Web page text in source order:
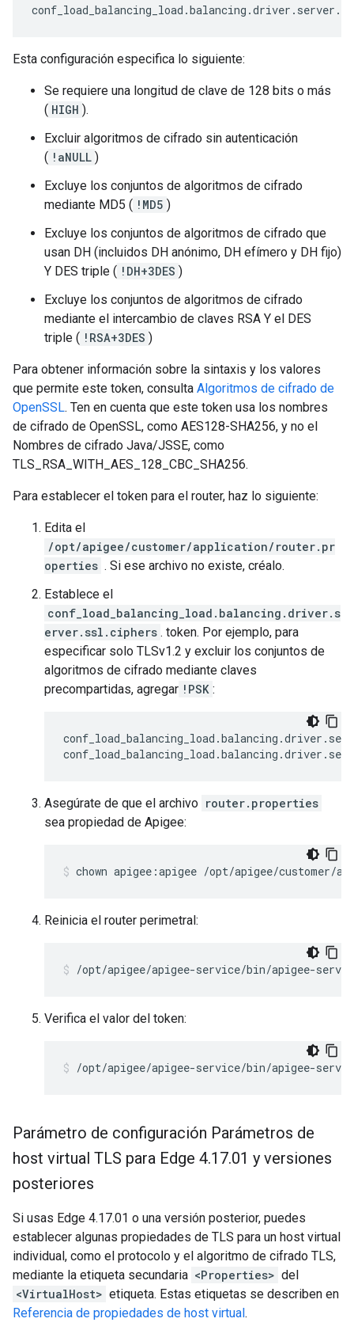
conf_load_balancing_load .balancing .driver . server .
Esta configuración especifica lo siguiente:
Se requiere una longitud de clave de 128 bits o más
( HIGH ).
Excluir algoritmos de cifrado sin autenticación
( !aNULL )
Excluye los conjuntos de algoritmos de cifrado
mediante MD5 ( !MD5 )
Excluye los conjuntos de algoritmos de cifrado que
usan DH (incluidos DH anónimo, DH efímero y DH fijo)
Y DES triple ( !DH+3DES )
Excluye los conjuntos de algoritmos de cifrado
mediante el intercambio de claves RSA Y el DES
triple ( !RSA+3DES )
Para obtener información sobre la sintaxis y los valores
que permite este token, consulta Algoritmos de cifrado de
OpenSSL. Ten en cuenta que este token usa los nombres
de cifrado de OpenSSL, como AES128-SHA256, y no el
Nombres de cifrado Java/JSSE, como
TLS_RSA_WITH_AES_128_CBC_SHA256.
Para establecer el token para el router, haz lo siguiente:
Edita el
/opt/apigee/customer/application/router.pr
operties . Si ese archivo no existe, créalo.
Establece el
conf_load_balancing_load.balancing.driver.s
erver.ssl.ciphers . token. Por ejemplo, para
especificar solo TLSv1.2 y excluir los conjuntos de
algoritmos de cifrado mediante claves
precompartidas, agregar !PSK :
conf_load_balancing_load .balancing .driver .
conf_load_balancing_load .balancing .driver .
Asegúrate de que el archivo router.properties
sea propiedad de Apigee:
chown apigee:apigee /opt/apigee/customer/
Reinicia el router perimetral:
/opt/apigee/apigee-service/bin/apigee-
Verifica el valor del token:
/opt/apigee/apigee-service/bin/apigee-
Parámetro de configuración Parámetros de
host virtual TLS para Edge 4.17.01 y versiones
posteriores
Si usas Edge 4.17.01 o una versión posterior, puedes
establecer algunas propiedades de TLS para un host virtual
individual, como el protocolo y el algoritmo de cifrado TLS,
mediante la etiqueta secundaria <Properties> del
<VirtualHost> etiqueta. Estas etiquetas se describen en
Referencia de propiedades de host virtual.